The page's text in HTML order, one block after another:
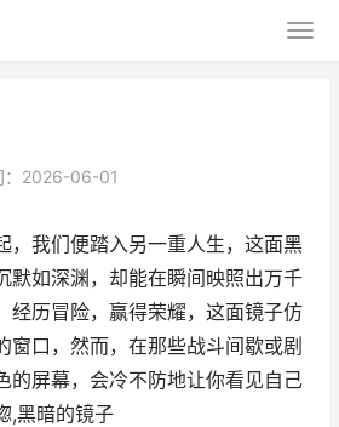
：2026-06-01
，我们便踏入另一重人生，这面黑
默如深渊，却能在瞬间映照出万千
经历冒险，赢得荣耀，这面镜子仿
窗口，然而，在那些战斗间歇或剧
的屏幕，会冷不防地让你看见自己
,黑暗的镜子